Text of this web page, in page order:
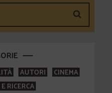
AUTORI
CINEMA
RICERCA